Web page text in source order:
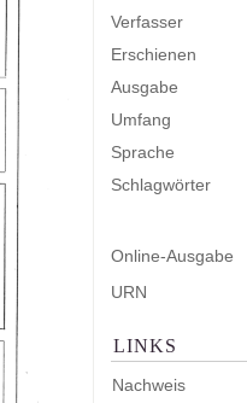
Verfasser
Erschienen
Ausgabe
Umfang
Sprache
Schlagwörter
Online-Ausgabe
URN
LINKS
Nachweis